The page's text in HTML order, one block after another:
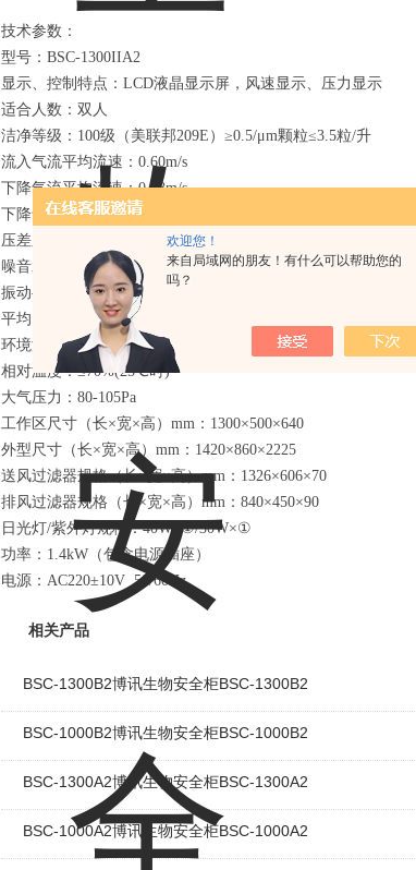
欢迎您！
来自局域网的朋友！有什么可以帮助您的
吗？
技术参数：
型号：BSC-1300IIA2
显示、控制特点：LCD液晶显示屏，风速显示、压力显示
适合人数：双人
洁净等级：100级（美联邦209E）≥0.5/μm颗粒≤3.5粒/升
流入气流平均流速：0.60m/s
下降气流平均流速：0.38m/s
下降气流控制精度：±0.015 m/s
压差显示范围：0-500pa
噪音水平：≤67db
振动半峰值：≤5μm
平均照度：≥650Lx
环境温度：10-30℃
相对温度：≤70%(25℃时)
大气压力：80-105Pa
工作区尺寸（长×宽×高）mm：1300×500×640
外型尺寸（长×宽×高）mm：1420×860×2225
送风过滤器规格（长×宽×高）mm：1326×606×70
排风过滤器规格（长×宽×高）mm：840×450×90
日光灯/紫外灯规格：40W×①/30W×①
功率：1.4kW（包含电源插座）
电源：AC220±10V 50/60Hz
相关产品
BSC-1300B2博讯生物安全柜BSC-1300B2
BSC-1000B2博讯生物安全柜BSC-1000B2
BSC-1300A2博讯生物安全柜BSC-1300A2
BSC-1000A2博讯生物安全柜BSC-1000A2